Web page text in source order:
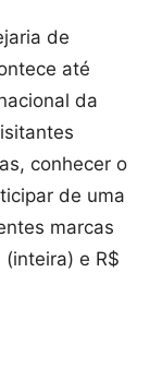
de
até
da
conhecer o
de uma
marcas
e R$